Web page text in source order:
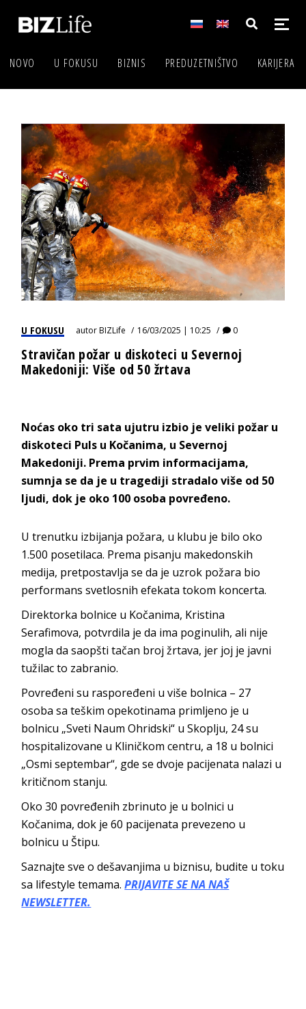
NOVO U FOKUSU BIZNIS PREDUZETNIŠTVO KARIJERA
U FOKUSU autorBIZLife 16/03/2025 | 10:25 0
Stravičan požar u diskoteci u Severnoj
Makedoniji: Više od 50 žrtava
Noćas oko tri sata ujutru izbio je veliki požar u
diskoteci Puls u Kočanima, u Severnoj
Makedoniji. Prema prvim informacijama,
sumnja se da je u tragediji stradalo više od 50
ljudi, dok je oko 100 osoba povređeno.
U trenutku izbijanja požara, u klubu je bilo oko
1.500 posetilaca. Prema pisanju makedonskih
medija, pretpostavlja se da je uzrok požara bio
performans svetlosnih efekata tokom koncerta.
Direktorka bolnice u Kočanima, Kristina
Serafimova, potvrdila je da ima poginulih, ali nije
mogla da saopšti tačan broj žrtava, jer joj je javni
tužilac to zabranio.
Povređeni su raspoređeni u više bolnica – 27
osoba sa teškim opekotinama primljeno je u
bolnicu „Sveti Naum Ohridski“ u Skoplju, 24 su
hospitalizovane u Kliničkom centru, a 18 u bolnici
„Osmi septembar“, gde se dvoje pacijenata nalazi u
kritičnom stanju.
Oko 30 povređenih zbrinuto je u bolnici u
Kočanima, dok je 60 pacijenata prevezeno u
bolnicu u Štipu.
Saznajte sve o dešavanjima u biznisu, budite u toku
sa lifestyle temama.PRIJAVITE SE NA NAŠ
NEWSLETTER.